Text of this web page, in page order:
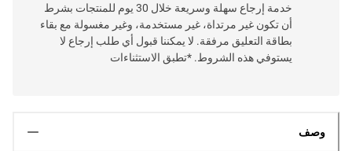
خدمة إرجاع سهلة وسريعة خلال 30 يوم للمنتجات بشرط
أن تكون غير مرتداة، غير مستخدمة، وغير مغسولة مع بقاء
بطاقة التعليق مرفقة. لا يمكننا قبول أي طلب إرجاع لا
يستوفي هذه الشروط. *تطبق الاستثناءات
وصف